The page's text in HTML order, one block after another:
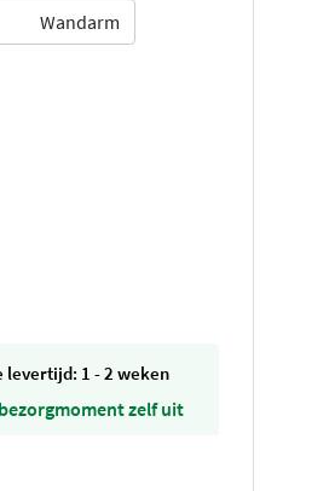
Wandarm
levertijd: 1 - 2 weken
zelf uit